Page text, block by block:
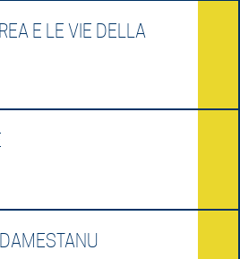
E LE VIE DELLA